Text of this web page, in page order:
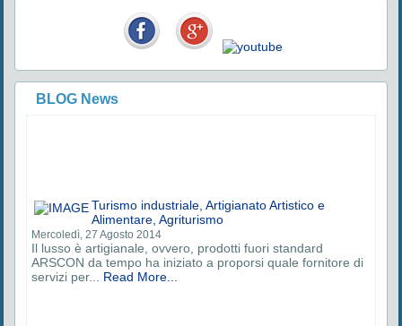
BLOG News
Mercoledì, 27 Agosto 2014
Il lusso è artigianale, ovvero, prodotti fuori standard
ARSCON da tempo ha iniziato a proporsi quale fornitore di
servizi per...Read More...